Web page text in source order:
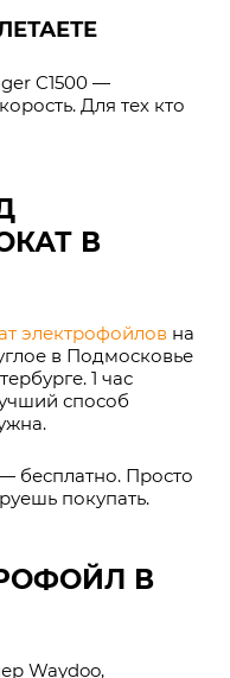
C1500 —
Для тех кто
В
электрофойлов на
в Подмосковье
1 час
способ
бесплатно. Просто
покупать.
В
Waydoo,